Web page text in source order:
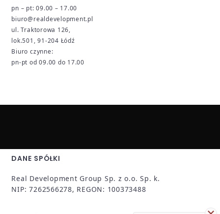
pn – pt: 09.00 – 17.00
biuro@realdevelopment.pl
ul. Traktorowa 126,
lok.501, 91-204 Łódź
Biuro czynne:
pn-pt od 09.00 do 17.00
DANE SPÓŁKI
Real Development Group Sp. z o.o. Sp. k.
NIP: 7262566278, REGON: 100373488